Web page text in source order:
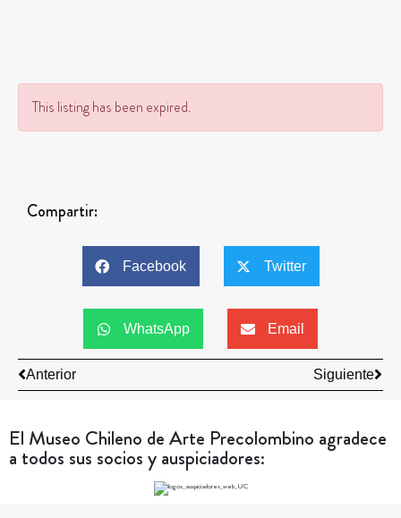
This listing has been expired.
Compartir:
Facebook Twitter
WhatsApp Email
Anterior Siguiente
El Museo Chileno de Arte Precolombino agradece
a todos sus socios y auspiciadores: